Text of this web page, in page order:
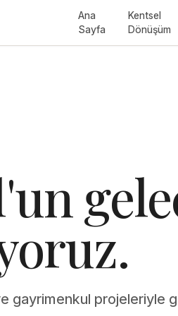
Ana
Sayfa
Kentsel
Dönüşüm
gayrimenkul projeleriyle